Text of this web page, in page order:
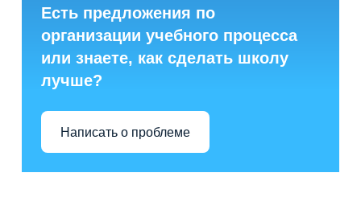
Есть предложения по
организации учебного процесса
или знаете, как сделать школу
лучше?
Написать о проблеме